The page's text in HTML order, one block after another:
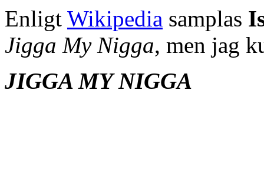
Enligt Wikipedia samplas
Jigga My Nigga, men jag
JIGGA MY NIGGA